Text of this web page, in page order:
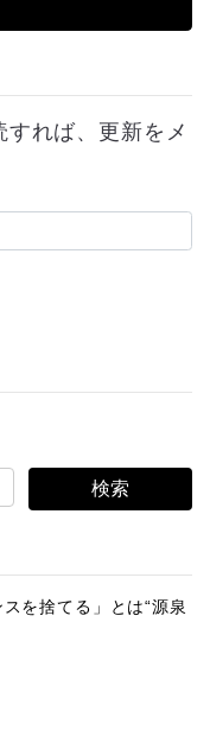
れば、更新をメ
を捨てる」とは“源泉